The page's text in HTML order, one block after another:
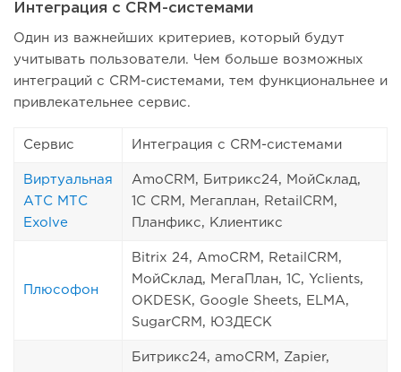
Интеграция с CRM-системами
Один из важнейших критериев, который будут
учитывать пользователи. Чем больше возможных
интеграций с CRM-системами, тем функциональнее и
привлекательнее сервис.
Сервис Интеграция с CRM-системами
Виртуальная
АТС МТС
Exolve
AmoCRM, Битрикс24, МойСклад,
1C CRM, Мегаплан, RetailCRM,
Планфикс, Клиентикс
Плюсофон
Bitrix 24, AmoCRM, RetailCRM,
МойСклад, МегаПлан, 1C, Yclients,
OKDESK, Google Sheets, ELMA,
SugarCRM, ЮЗДЕСК
Битрикс24, amoCRM, Zapier,